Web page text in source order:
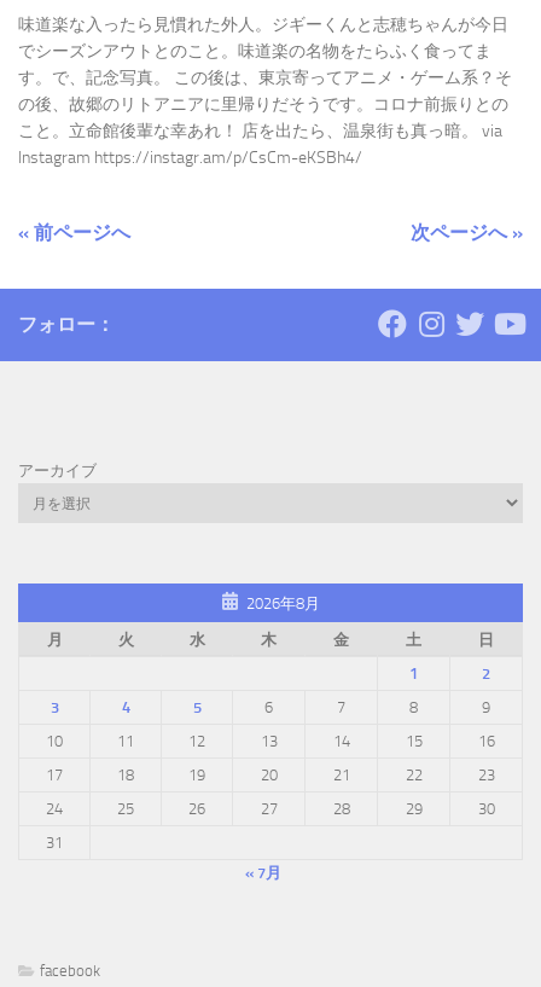
味道楽な入ったら見慣れた外人。ジギーくんと志穂ちゃんが今日
でシーズンアウトとのこと。味道楽の名物をたらふく食ってま
す。で、記念写真。 この後は、東京寄ってアニメ・ゲーム系？そ
の後、故郷のリトアニアに里帰りだそうです。コロナ前振りとの
こと。立命館後輩な幸あれ！ 店を出たら、温泉街も真っ暗。 via
Instagram https://instagr.am/p/CsCm-eKSBh4/
« 前ページへ 次ページへ »
フォロー：
アーカイブ
2026年8月
月
火 水 木 金 土
日
1
2
3
4 5 6 7 8
9
10
11 12 13 14 15
16
17
18 19 20 21 22
23
24
25 26 27 28 29
30
31
« 7月
facebook